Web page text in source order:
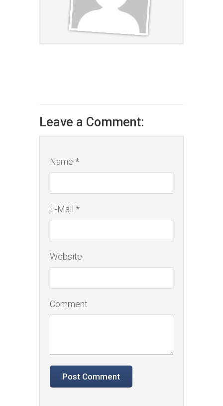
Leave a Comment:
Name *
E-Mail *
Website
Comment